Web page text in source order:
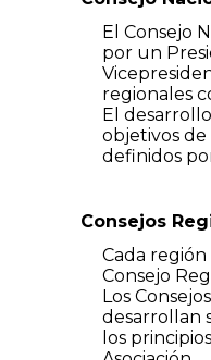
El Consejo
por un
regionales
El
objetivos de
definidos
Consejos
Cada
Consejo
Los
desarrollan
los